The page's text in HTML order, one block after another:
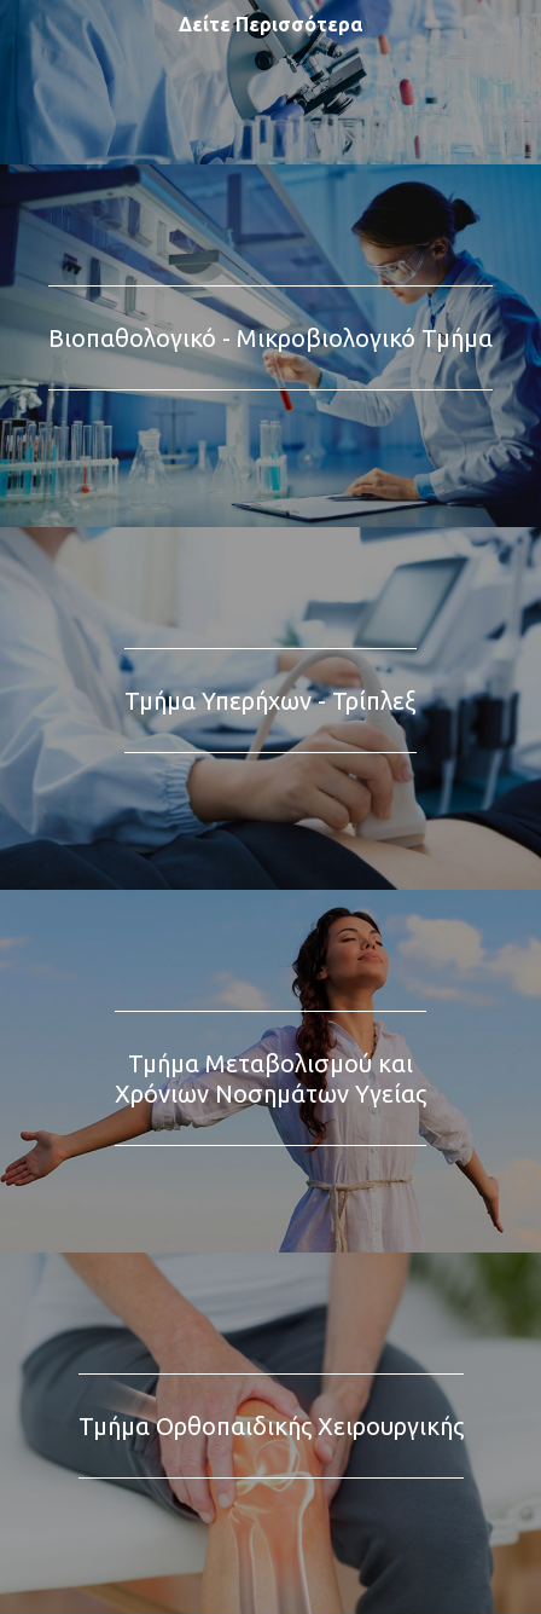
Δείτε Περισσότερα
Βιοπαθολογικό - Μικροβιολογικό Τμήμα
Τμήμα Υπερήχων - Τρίπλεξ
Τμήμα Μεταβολισμού και
Χρόνιων Νοσημάτων Υγείας
Τμήμα Ορθοπαιδικής Χειρουργικής